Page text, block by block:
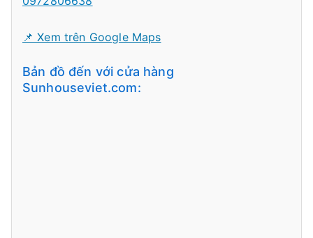
📌 Xem trên Google Maps
Bản đồ đến với cửa hàng
Sunhouseviet.com: